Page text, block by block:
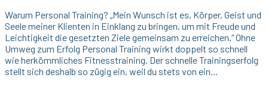
Warum Personal Training? „Mein Wunsch ist es, Körper, Geist und
Seele meiner Klienten in Einklang zu bringen, um mit Freude und
Leichtigkeit die gesetzten Ziele gemeinsam zu erreichen.“ Ohne
Umweg zum Erfolg Personal Training wirkt doppelt so schnell
wie herkömmliches Fitnesstraining. Der schnelle Trainingserfolg
stellt sich deshalb so zügig ein, weil du stets von ein...